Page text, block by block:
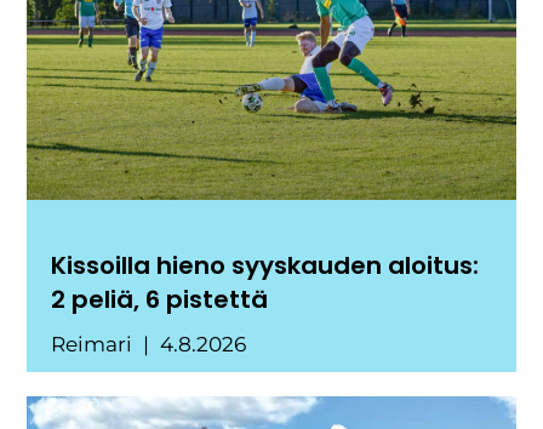
Kissoilla hieno syyskauden aloitus:
2 peliä, 6 pistettä
Reimari 4.8.2026